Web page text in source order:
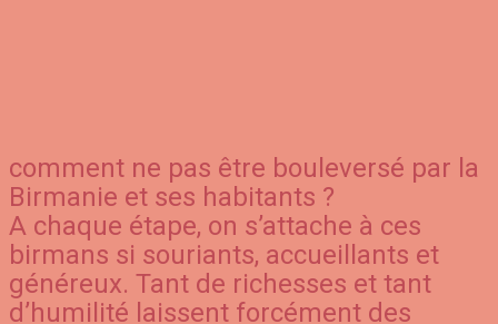
comment ne pas être bouleversé par la
Birmanie et ses habitants ?
A chaque étape, on s’attache à ces
birmans si souriants, accueillants et
généreux. Tant de richesses et tant
d’humilité laissent forcément des